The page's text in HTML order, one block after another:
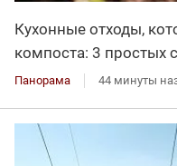
Кухонные отходы,
компоста: 3 простых
Панорама 44 минуты